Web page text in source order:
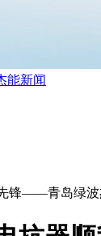
能新闻
锋——青岛绿波